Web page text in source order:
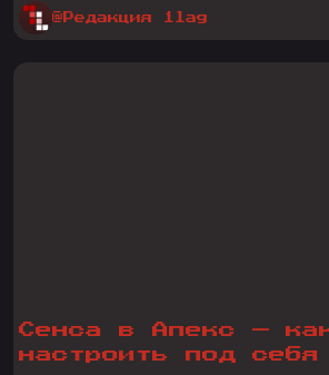
@Редакция 1lag
Сенса в Апекс —
настроить под себя